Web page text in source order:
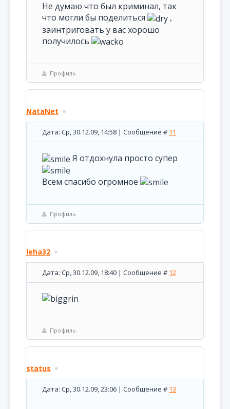
Не думаю что был криминал, так
что могли бы поделиться
,
заинтриговать у вас хорошо
получилось
Профиль
NataNet
Дата: Ср, 30.12.09, 14:58 | Сообщение # 11
Я отдохнула просто супер
Всем спасибо огромное
Профиль
leha32
Дата: Ср, 30.12.09, 18:40 | Сообщение # 12
Профиль
status
Дата: Ср, 30.12.09, 23:06 | Сообщение # 13